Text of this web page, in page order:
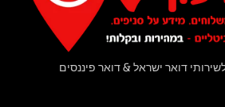
דואר ישראל & דואר פיננסים